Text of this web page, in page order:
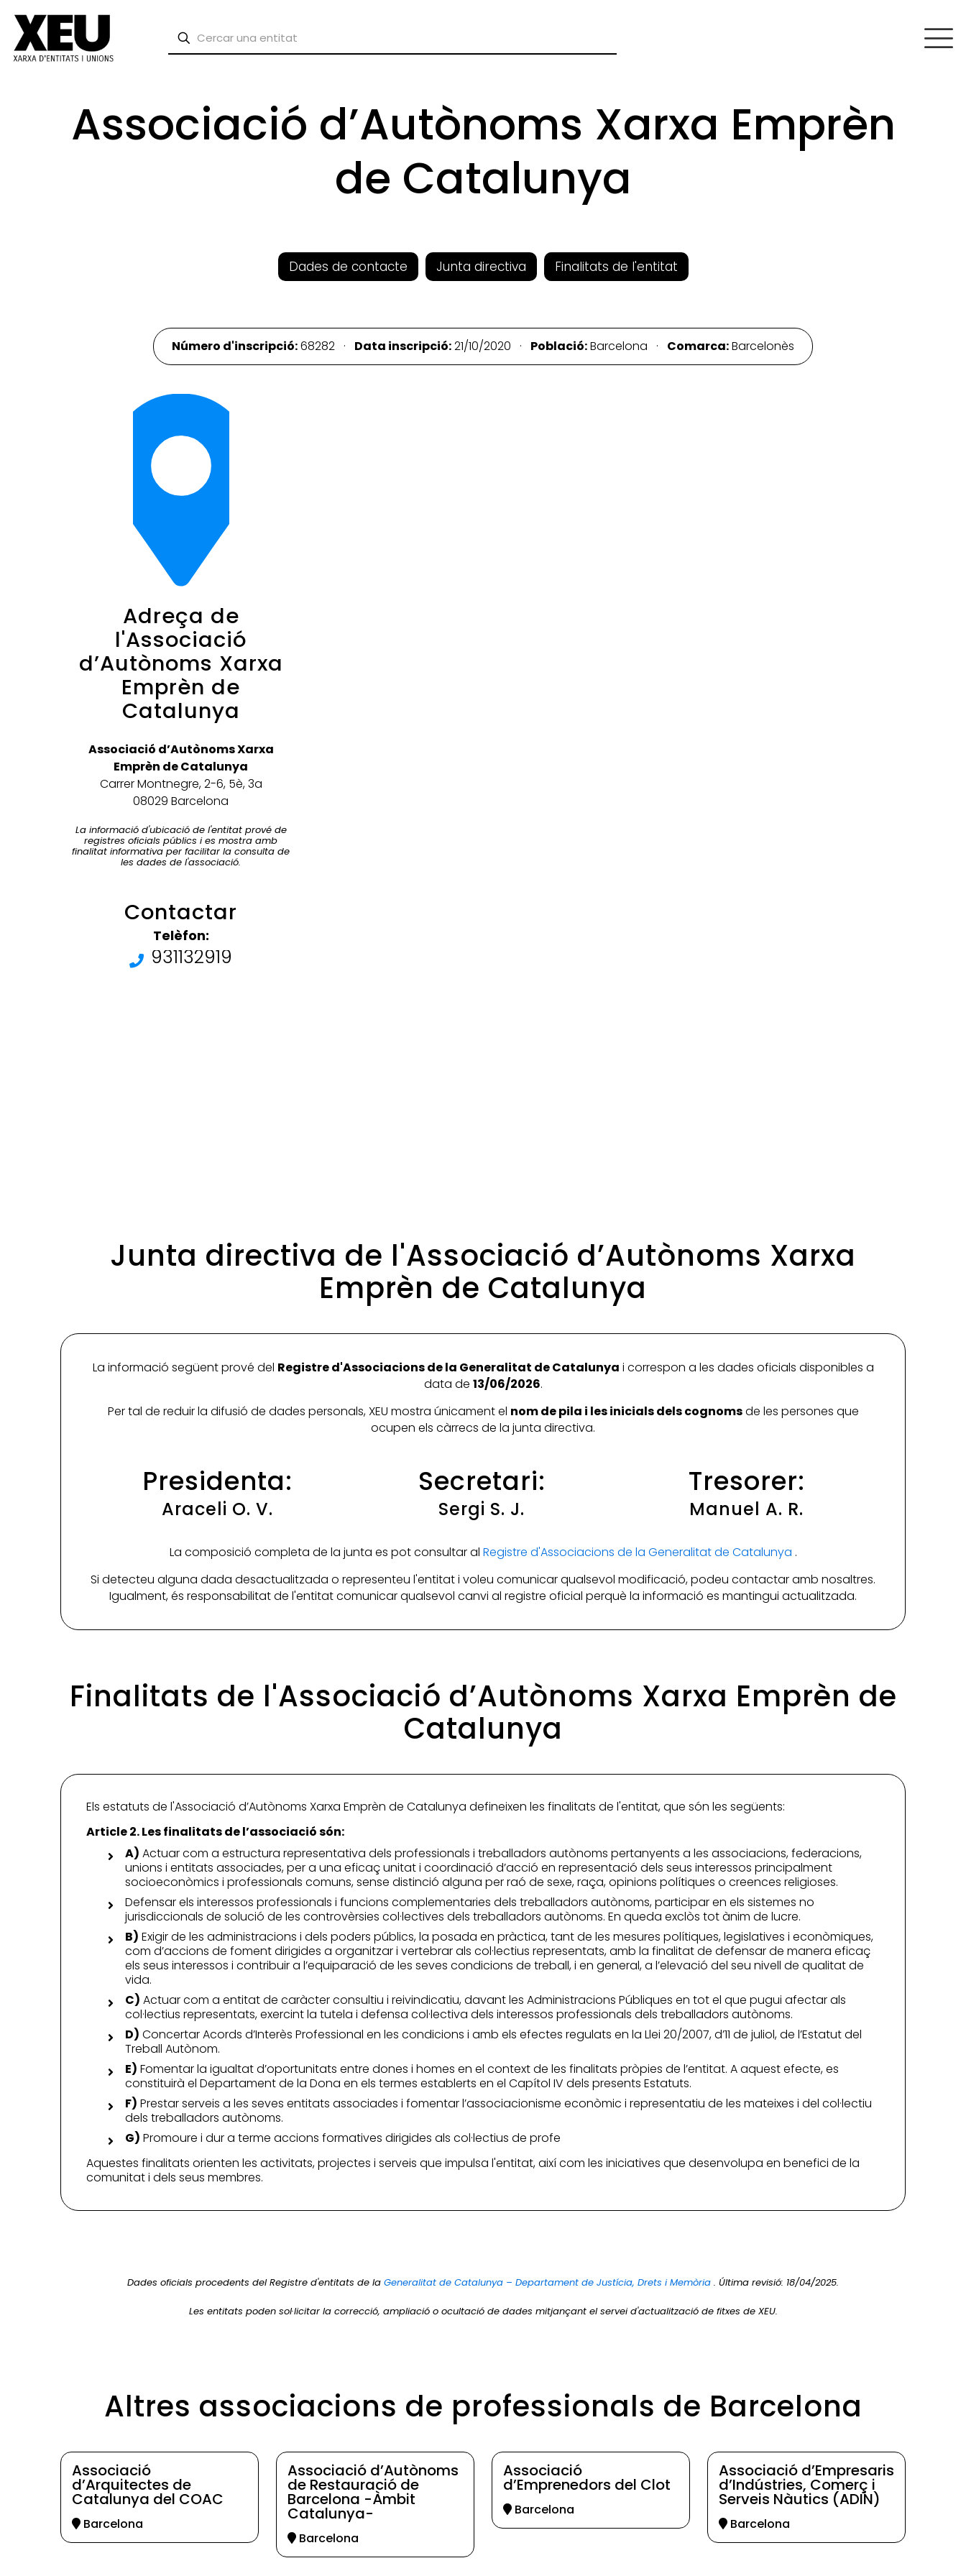
Associació d’Autònoms Xarxa Emprèn
de Catalunya
Dades de contacte Junta directiva Finalitats de l'entitat
Número d'inscripció:68282 · Data inscripció:21/10/2020 · Població:Barcelona · Comarca:Barcelonès
Adreça de
l'Associació
d’Autònoms Xarxa
Emprèn de
Catalunya
Associació d’Autònoms Xarxa
Emprèn de Catalunya
Carrer Montnegre, 2-6, 5è, 3a
08029 Barcelona
La informació d'ubicació de l'entitat prové de
registres oficials públics i es mostra amb
finalitat informativa per facilitar la consulta de
les dades de l'associació.
Contactar
Telèfon:
931132919
Junta directiva de l'Associació d’Autònoms Xarxa
Emprèn de Catalunya
La informació següent prové del Registre d'Associacions de la Generalitat de Catalunya i correspon a les dades oficials disponibles a
data de 13/06/2026.
Per tal de reduir la difusió de dades personals, XEU mostra únicament el nom de pila i les inicials dels cognomsde les persones que
ocupen els càrrecs de la junta directiva.
Presidenta:
Araceli O. V.
Secretari:
Sergi S. J.
Tresorer:
Manuel A. R.
La composició completa de la junta es pot consultar al Registre d'Associacions de la Generalitat de Catalunya .
Si detecteu alguna dada desactualitzada o representeu l'entitat i voleu comunicar qualsevol modificació, podeu contactar amb nosaltres.
Igualment, és responsabilitat de l'entitat comunicar qualsevol canvi al registre oficial perquè la informació es mantingui actualitzada.
Finalitats de l'Associació d’Autònoms Xarxa Emprèn de
Catalunya
Els estatuts de l'Associació d’Autònoms Xarxa Emprèn de Catalunya defineixen les finalitats de l'entitat, que són les següents:
Article 2. Les finalitats de l’associació són:
A) Actuar com a estructura representativa dels professionals i treballadors autònoms pertanyents a les associacions, federacions,
unions i entitats associades, per a una eficaç unitat i coordinació d’acció en representació dels seus interessos principalment
socioeconòmics i professionals comuns, sense distinció alguna per raó de sexe, raça, opinions polítiques o creences religioses.
Defensar els interessos professionals i funcions complementaries dels treballadors autònoms, participar en els sistemes no
jurisdiccionals de solució de les controvèrsies col·lectives dels treballadors autònoms. En queda exclòs tot ànim de lucre.
B) Exigir de les administracions i dels poders públics, la posada en pràctica, tant de les mesures polítiques, legislatives i econòmiques,
com d’accions de foment dirigides a organitzar i vertebrar als col·lectius representats, amb la finalitat de defensar de manera eficaç
els seus interessos i contribuir a l’equiparació de les seves condicions de treball, i en general, a l’elevació del seu nivell de qualitat de
vida.
C) Actuar com a entitat de caràcter consultiu i reivindicatiu, davant les Administracions Públiques en tot el que pugui afectar als
col·lectius representats, exercint la tutela i defensa col·lectiva dels interessos professionals dels treballadors autònoms.
D) Concertar Acords d’Interès Professional en les condicions i amb els efectes regulats en la Llei 20/2007, d’11 de juliol, de l’Estatut del
Treball Autònom.
E) Fomentar la igualtat d’oportunitats entre dones i homes en el context de les finalitats pròpies de l’entitat. A aquest efecte, es
constituirà el Departament de la Dona en els termes establerts en el Capítol IV dels presents Estatuts.
F) Prestar serveis a les seves entitats associades i fomentar l’associacionisme econòmic i representatiu de les mateixes i del col·lectiu
dels treballadors autònoms.
G) Promoure i dur a terme accions formatives dirigides als col·lectius de profe
Aquestes finalitats orienten les activitats, projectes i serveis que impulsa l'entitat, així com les iniciatives que desenvolupa en benefici de la
comunitat i dels seus membres.
Dades oficials procedents del Registre d'entitats de la Generalitat de Catalunya – Departament de Justícia, Drets i Memòria . Última revisió: 18/04/2025.
Les entitats poden sol·licitar la correcció, ampliació o ocultació de dades mitjançant el servei d'actualització de fitxes de XEU.
Altres associacions de professionals de Barcelona
Associació
d’Arquitectes de
Catalunya del COAC
Barcelona
Associació d’Autònoms
de Restauració de
Barcelona -Àmbit
Catalunya-
Barcelona
Associació
d’Emprenedors del Clot
Barcelona
Associació d’Empresaris
d’Indústries, Comerç i
Serveis Nàutics (ADIN)
Barcelona